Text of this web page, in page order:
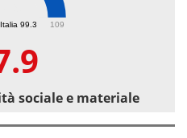
99.3 109
sociale e materiale